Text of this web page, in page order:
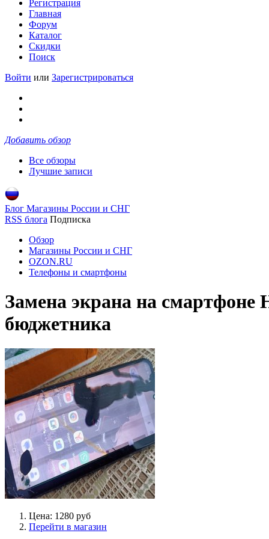
Регистрация
Главная
Форум
Каталог
Скидки
Поиск
Войти или Зарегистрироваться
Добавить обзор
Все обзоры
Лучшие записи
Блог Магазины России и СНГ
RSS блога Подписка
Обзор
Магазины России и СНГ
OZON.RU
Телефоны и смартфоны
Замена экрана на смартфоне
бюджетника
Цена: 1280 руб
Перейти в магазин